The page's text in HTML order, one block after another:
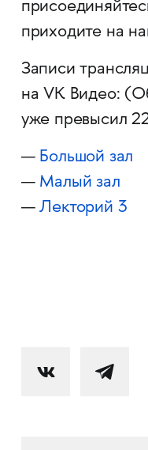
приходите на
Записи
на VK Видео:
уже превысил
— Большой зал
— Малый зал
—Лекторий 3